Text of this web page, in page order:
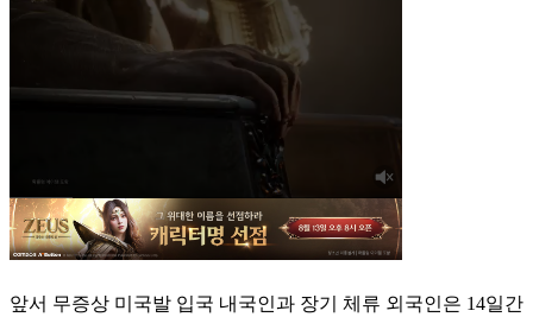
앞서 무증상 미국발 입국 내국인과 장기 체류 외국인은 14일간